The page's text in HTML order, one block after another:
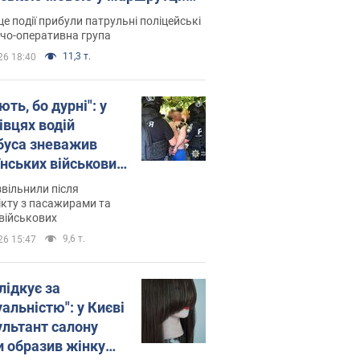
склала адмінпротокол.
події прибули патрульні поліцейські
оперативна група
18:40 11,3 т.
бо дурні": у
водій
зневажив
військових
Відео
після
з пасажирами та
15:47 9,6 т.
за
у Києві
салону
образив жінку